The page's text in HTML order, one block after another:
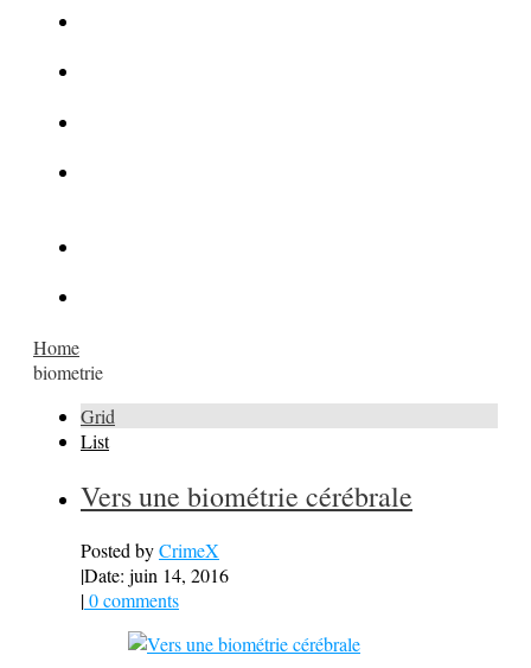
Home
biometrie
Grid
List
Vers une biométrie cérébrale
Posted byCrimeX
|Date: juin 14, 2016
|0 comments